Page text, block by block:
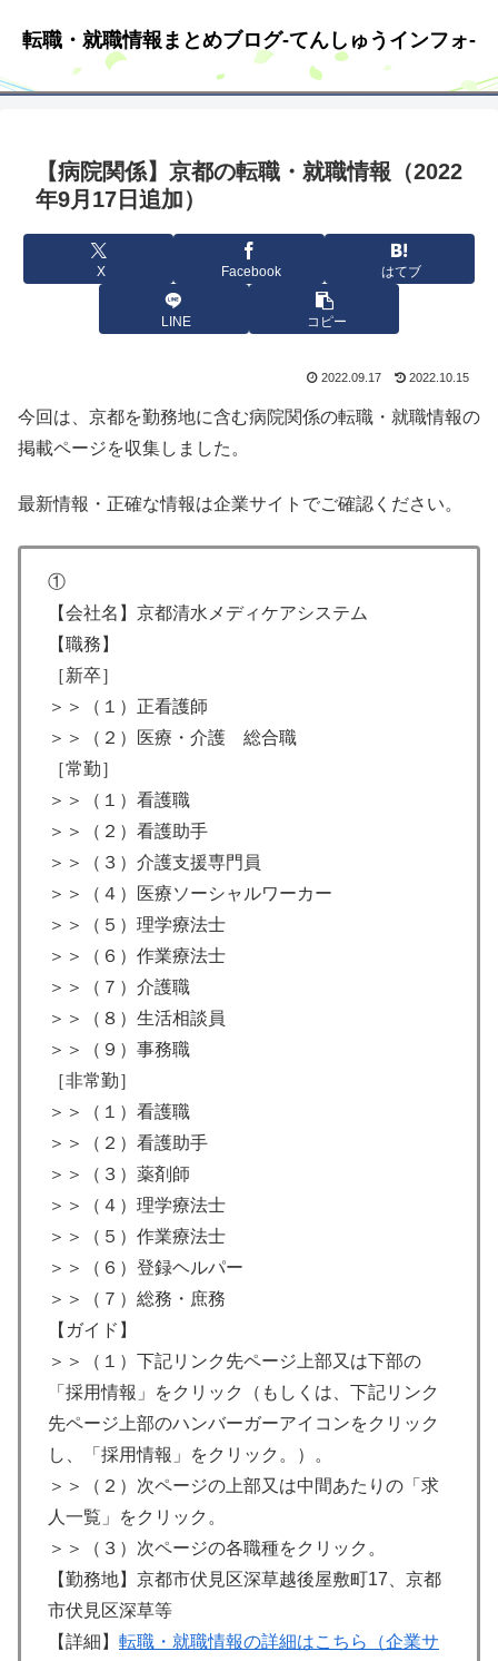
転職・就職情報まとめブログ-てんしゅうインフォ-
【病院関係】京都の転職・就職情報（2022
年9月17日追加）
X Facebook はてブ
LINE コピー
2022.09.17 2022.10.15
今回は、京都を勤務地に含む病院関係の転職・就職情報の
掲載ページを収集しました。
最新情報・正確な情報は企業サイトでご確認ください。
①
【会社名】京都清水メディケアシステム
【職務】
［新卒］
＞＞（１）正看護師
＞＞（２）医療・介護 総合職
［常勤］
＞＞（１）看護職
＞＞（２）看護助手
＞＞（３）介護支援専門員
＞＞（４）医療ソーシャルワーカー
＞＞（５）理学療法士
＞＞（６）作業療法士
＞＞（７）介護職
＞＞（８）生活相談員
＞＞（９）事務職
［非常勤］
＞＞（１）看護職
＞＞（２）看護助手
＞＞（３）薬剤師
＞＞（４）理学療法士
＞＞（５）作業療法士
＞＞（６）登録ヘルパー
＞＞（７）総務・庶務
【ガイド】
＞＞（１）下記リンク先ページ上部又は下部の
「採用情報」をクリック（もしくは、下記リンク
先ページ上部のハンバーガーアイコンをクリック
し、「採用情報」をクリック。）。
＞＞（２）次ページの上部又は中間あたりの「求
人一覧」をクリック。
＞＞（３）次ページの各職種をクリック。
【勤務地】京都市伏見区深草越後屋敷町17、京都
市伏見区深草等
【詳細】 転職・就職情報の詳細はこちら（企業サ